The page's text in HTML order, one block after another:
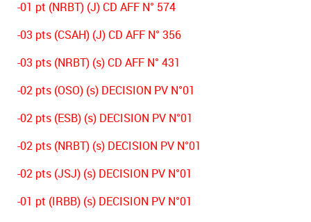
-01 pt (NRBT) (J) CD AFF N° 574
-03 pts (CSAH) (J) CD AFF N° 356
-03 pts (NRBT) (s) CD AFF N° 431
-02 pts (OSO) (s) DECISION PV N°01
-02 pts (ESB) (s) DECISION PV N°01
-02 pts (NRBT) (s) DECISION PV N°01
-02 pts (JSJ) (s) DECISION PV N°01
-01 pt (IRBB) (s) DECISION PV N°01